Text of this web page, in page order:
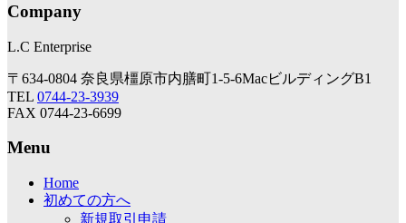
Company
L.C Enterprise
〒634-0804 奈良県橿原市内膳町1-5-6MacビルディングB1
TEL 0744-23-3939
FAX 0744-23-6699
Menu
Home
初めての方へ
新規取引申請